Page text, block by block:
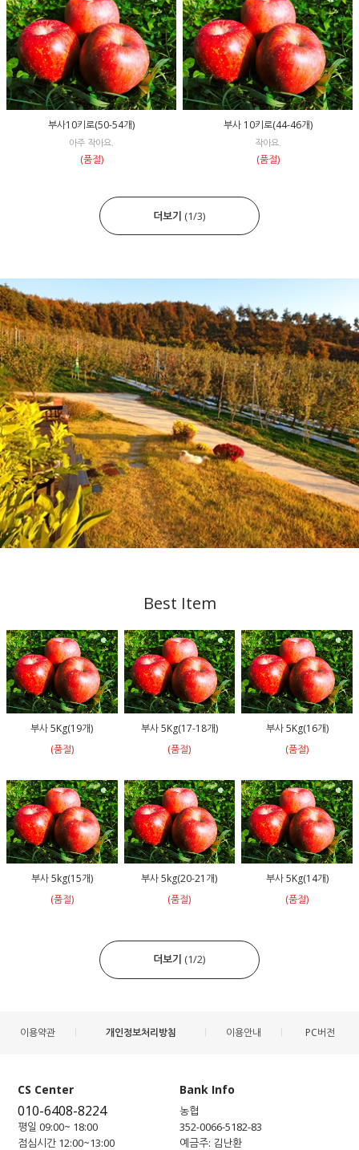
부사10키로(50-54개)
아주 작아요.
(품절)
부사 10키로(44-46개)
작아요.
(품절)
더보기 (1/3)
Best Item
부사 5Kg(19개)
(품절)
부사 5Kg(17-18개)
(품절)
부사 5Kg(16개)
(품절)
부사 5kg(15개)
(품절)
부사 5kg(20-21개)
(품절)
부사 5Kg(14개)
(품절)
더보기 (1/2)
이용약관 개인정보처리방침 이용안내 PC버전
CS Center
010-6408-8224
평일 09:00~ 18:00
점심시간 12:00~13:00
Bank Info
농협
352-0066-5182-83
예금주: 김난환